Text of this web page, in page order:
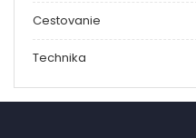
Cestovanie
Technika